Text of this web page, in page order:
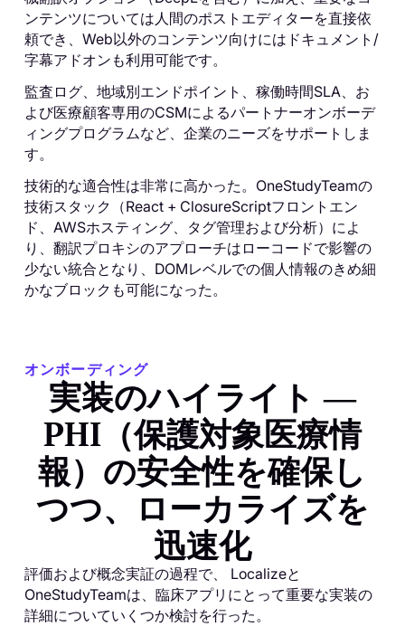
ンテンツについては人間のポストエディターを直接依
頼でき、Web以外のコンテンツ向けにはドキュメント/
字幕アドオンも利用可能です。
監査ログ、地域別エンドポイント、稼働時間SLA、お
よび医療顧客専用のCSMによるパートナーオンボーデ
ィングプログラムなど、企業のニーズをサポートしま
す。
技術的な適合性は非常に高かった。OneStudyTeamの
技術スタック（React + ClosureScriptフロントエン
ド、AWSホスティング、タグ管理および分析）によ
り、翻訳プロキシのアプローチはローコードで影響の
少ない統合となり、DOMレベルでの個人情報のきめ細
かなブロックも可能になった。
オンボーディング
実装のハイライト ―
PHI（保護対象医療情
報）の安全性を確保し
つつ、ローカライズを
迅速化
評価および概念実証の過程で、 Localizeと
OneStudyTeamは、臨床アプリにとって重要な実装の
詳細についていくつか検討を行った。